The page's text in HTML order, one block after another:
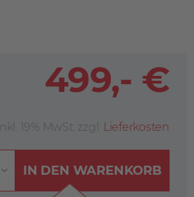
499,- €
inkl. 19% MwSt. zzgl. Lieferkosten
IN DEN WARENKORB